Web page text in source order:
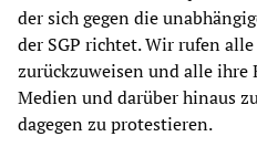
der sich gegen die
der SGP richtet. Wir rufen
zurückzuweisen und alle ihre
Medien und darüber hinaus
dagegen zu protestieren.